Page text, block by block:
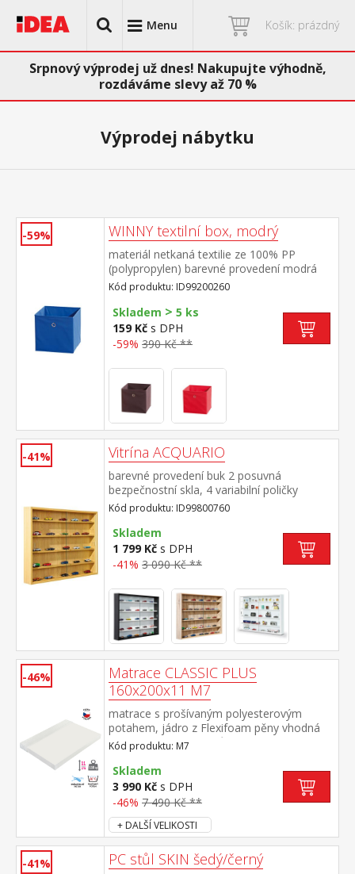
Menu Košík: prázdný
Srpnový výprodej už dnes! Nakupujte výhodně,
rozdáváme slevy až 70 %
Výprodej nábytku
-59% WINNY textilní box, modrý
materiál netkaná textilie ze 100% PP
(polypropylen) barevné provedení modrá
Kód produktu: ID99200260
Skladem > 5 ks
159 Kč s DPH
-59% 390 Kč **
-41% Vitrína ACQUARIO
barevné provedení buk 2 posuvná
bezpečnostní skla, 4 variabilní poličky
Kód produktu: ID99800760
Skladem
1 799 Kč s DPH
-41% 3 090 Kč **
-46%
Matrace CLASSIC PLUS
160x200x11 M7
matrace s prošívaným polyesterovým
potahem, jádro z Flexifoam pěny vhodná
pro všechny typy roštů potah snímatelný a
pratelný do 40 °C doporučená nosnost do
110 kg
Kód produktu: M7
Skladem
3 990 Kč s DPH
-46% 7 490 Kč **
+ DALŠÍ VELIKOSTI
-41% PC stůl SKIN šedý/černý